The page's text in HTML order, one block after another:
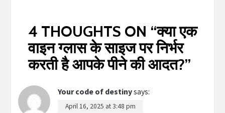
4 THOUGHTS ON “क्या एक
वाइन ग्लास के साइज पर निर्भर
करती है आपके पीने की आदत?”
Your code of destinysays:
April 16, 2025 at 3:48 pm